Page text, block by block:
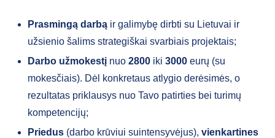
Prasmingą darbą ir galimybę dirbti su Lietuvai ir
užsienio šalims strategiškai svarbiais projektais;
Darbo užmokestį nuo 2800 iki 3000 eurų (su
mokesčiais). Dėl konkretaus atlygio derėsimės, o
rezultatas priklausys nuo Tavo patirties bei turimų
kompetencijų;
Priedus (darbo krūviui suintensyvėjus), vienkartines